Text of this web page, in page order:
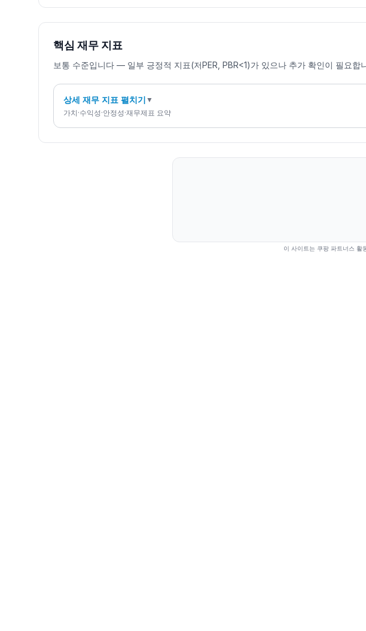
핵심 재무 지표
보통 수준입니다 — 일부 긍정적 지표(저PER, PBR<1)가 있으나 추가 확인이 필요합
상세 재무 지표 펼치기 ▼
가치·수익성·안정성·재무제표 요약
이 사이트는 쿠팡 파트너스 활